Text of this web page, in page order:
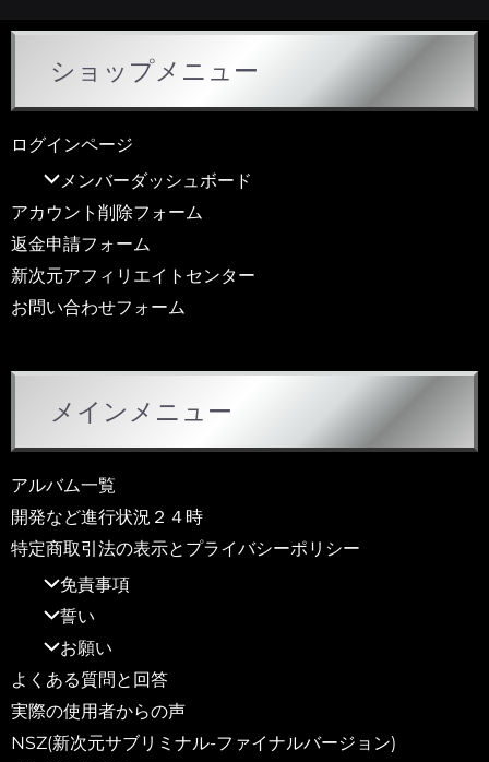
ショップメニュー
ログインページ
メンバーダッシュボード
アカウント削除フォーム
返金申請フォーム
新次元アフィリエイトセンター
お問い合わせフォーム
メインメニュー
アルバム一覧
開発など進行状況２４時
特定商取引法の表示とプライバシーポリシー
免責事項
誓い
お願い
よくある質問と回答
実際の使用者からの声
NSZ(新次元サブリミナル-ファイナルバージョン)